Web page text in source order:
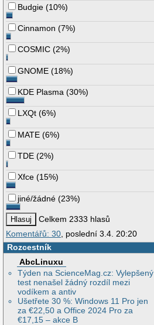
Budgie (10%)
Cinnamon (7%)
COSMIC (2%)
GNOME (18%)
KDE Plasma (30%)
LXQt (6%)
MATE (6%)
TDE (2%)
Xfce (15%)
jiné/žádné (23%)
Celkem 2333 hlasů
Komentářů: 30, poslední 3.4. 20:20
Rozcestník
AbcLinuxu
Týden na ScienceMag.cz: Vylepšený
test nenašel žádný rozdíl mezi
vodíkem a antiv
Ušetřete 30 %: Windows 11 Pro jen
za €22,50 a Office 2024 Pro za
€17,15 – akce B